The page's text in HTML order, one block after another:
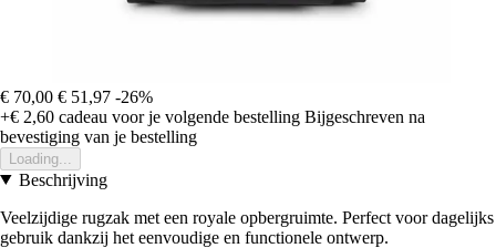
€ 70,00 € 51,97 -26%
+€ 2,60 cadeau voor je volgende bestelling Bijgeschreven na
bevestiging van je bestelling
Loading...
Beschrijving
Veelzijdige rugzak met een royale opbergruimte. Perfect voor dagelijks
gebruik dankzij het eenvoudige en functionele ontwerp.